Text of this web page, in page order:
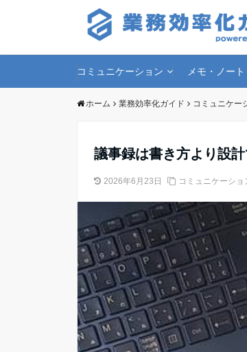
コミュニケーション メモ・ノート
ホーム 業務効率化ガイド コミュニケー
議事録は書き方より設
2026年6月23日 コミュニケーショ